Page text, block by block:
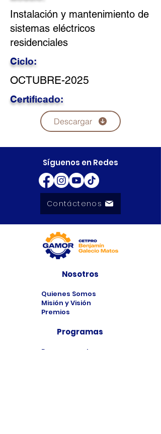
Instalación y mantenimiento de
sistemas eléctricos
residenciales
Ciclo:
OCTUBRE-2025
Certificado:
Descargar
Síguenos en Redes
Contáctenos
Nosotros
Quienes Somos
Misión y Visión
Premios
Programas
Programas de